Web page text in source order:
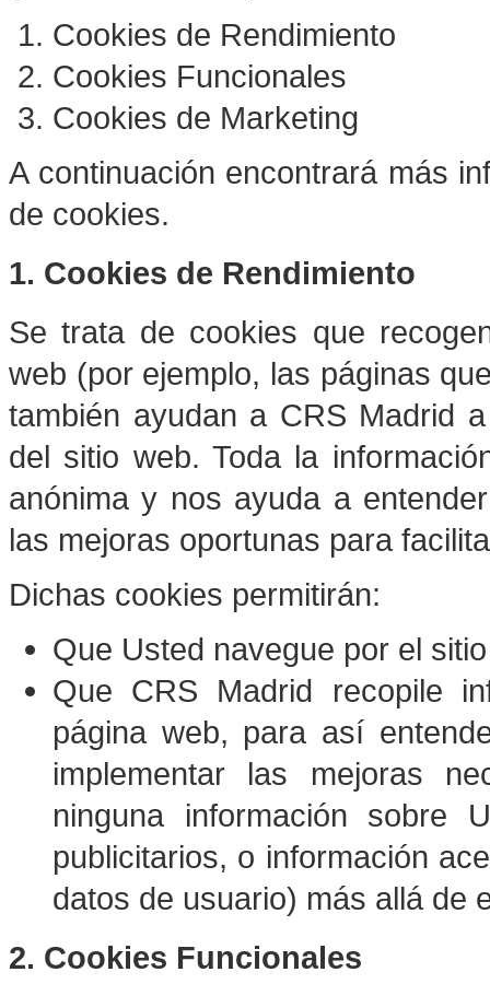
Cookies de Rendimiento
Cookies Funcionales
Cookies de Marketing
A continuación encontrará más
de cookies.
1. Cookies de Rendimiento
Se trata de cookies que
web (por ejemplo, las páginas
también ayudan a CRS Madrid
del sitio web. Toda la
anónima y nos ayuda a
las mejoras oportunas para
Dichas cookies permitirán:
Que Usted navegue por el sitio
Que CRS Madrid recopile
página web, para así
implementar las mejoras
ninguna información sobre
publicitarios, o información
datos de usuario) más allá de
2. Cookies Funcionales